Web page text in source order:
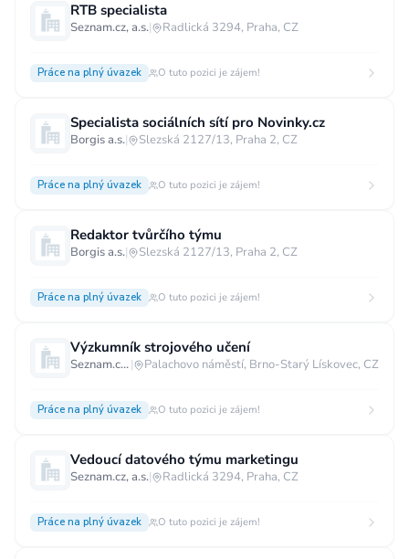
RTB specialista
Seznam.cz, a.s.| Radlická 3294, Praha, CZ
Práce na plný úvazek O tuto pozici je zájem!
Specialista sociálních sítí pro Novinky.cz
Borgis a.s.| Slezská 2127/13, Praha 2, CZ
Práce na plný úvazek O tuto pozici je zájem!
Redaktor tvůrčího týmu
Borgis a.s.| Slezská 2127/13, Praha 2, CZ
Práce na plný úvazek O tuto pozici je zájem!
Výzkumník strojového učení
Seznam.cz, a.s.| Palachovo náměstí, Brno-Starý Lískovec, CZ
Práce na plný úvazek O tuto pozici je zájem!
Vedoucí datového týmu marketingu
Seznam.cz, a.s.| Radlická 3294, Praha, CZ
Práce na plný úvazek O tuto pozici je zájem!